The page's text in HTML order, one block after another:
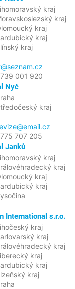
kraj
kraj
kraj
kraj
kraj
001 920
Nyč
kraj
707 205
Janků
kraj
kraj
kraj
kraj
International s.r.o.
kraj
kraj
kraj
kraj
kraj
kraj